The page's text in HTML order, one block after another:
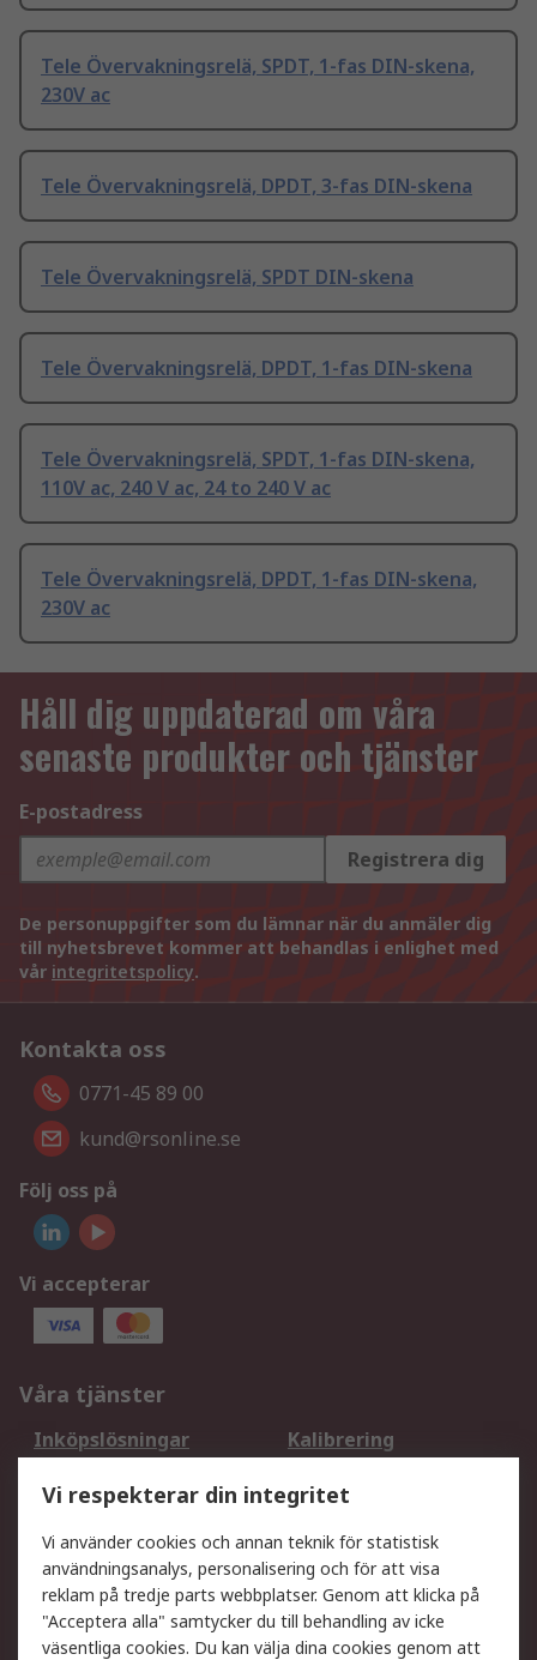
Tele Övervakningsrelä, SPDT, 1-fas DIN-skena,
230V ac
Tele Övervakningsrelä, DPDT, 3-fas DIN-skena
Tele Övervakningsrelä, SPDT DIN-skena
Tele Övervakningsrelä, DPDT, 1-fas DIN-skena
Tele Övervakningsrelä, SPDT, 1-fas DIN-skena,
110V ac, 240 V ac, 24 to 240 V ac
Tele Övervakningsrelä, DPDT, 1-fas DIN-skena,
230V ac
Håll dig uppdaterad om våra
senaste produkter och tjänster
E-postadress
Registrera dig
De personuppgifter som du lämnar när du anmäler dig
till nyhetsbrevet kommer att behandlas i enlighet med
vår integritetspolicy.
Kontakta oss
0771-45 89 00
kund@rsonline.se
Följ oss på
Vi accepterar
Våra tjänster
Inköpslösningar
Kalibrering
DesignSpark
Teknisk Support
Ditt lokala säljteam
Exportlösningar
Support
Få hjälp Retur av varor
Vi respekterar din integritet
Vi använder cookies och annan teknik för statistisk
användningsanalys, personalisering och för att visa
reklam på tredje parts webbplatser. Genom att klicka på
"Acceptera alla" samtycker du till behandling av icke
väsentliga cookies. Du kan välja dina cookies genom att